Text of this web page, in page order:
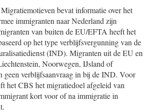
bevat informatie over het
immigranten naar Nederland zijn
van buiten de EU/EFTA heeft het
op het type verblijfsvergunning van de
(IND). Migranten uit de EU en
Noorwegen, IJsland of
geen verblijfsaanvraag in bij de IND. Voor
het CBS het migratiedoel afgeleid van
kort voor of na immigratie in